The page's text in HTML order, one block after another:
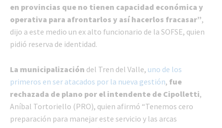
en provincias que no tienen capacidad económica y
operativa para afrontarlos y así hacerlos fracasar”,
dijo a este medio un ex alto funcionario de la SOFSE, quien
pidió reserva de identidad.
La municipalización del Tren del Valle, uno de los
primeros en ser atacados por la nueva gestión, fue
rechazada de plano por el intendente de Cipolletti,
Aníbal Tortoriello (PRO), quien afirmó “Tenemos cero
preparación para manejar este servicio y las arcas